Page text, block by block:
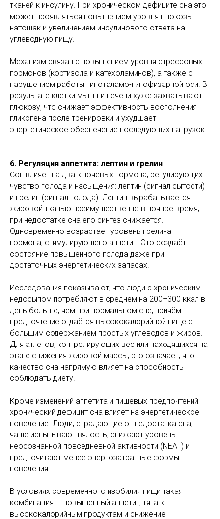
тканей к инсулину. При хроническом дефиците сна это
может проявляться повышением уровня глюкозы
натощак и увеличением инсулинового ответа на
углеводную пищу.
Механизм связан с повышением уровня стрессовых
гормонов (кортизола и катехоламинов), а также с
нарушением работы гипоталамо-гипофизарной оси. В
результате клетки мышц и печени хуже захватывают
глюкозу, что снижает эффективность восполнения
гликогена после тренировки и ухудшает
энергетическое обеспечение последующих нагрузок.
6. Регуляция аппетита: лептин и грелин
Сон влияет на два ключевых гормона, регулирующих
чувство голода и насыщения: лептин (сигнал сытости)
и грелин (сигнал голода). Лептин вырабатывается
жировой тканью преимущественно в ночное время;
при недостатке сна его синтез снижается.
Одновременно возрастает уровень грелина —
гормона, стимулирующего аппетит. Это создаёт
состояние повышенного голода даже при
достаточных энергетических запасах.
Исследования показывают, что люди с хроническим
недосыпом потребляют в среднем на 200–300 ккал в
день больше, чем при нормальном сне, причём
предпочтение отдаётся высококалорийной пище с
большим содержанием простых углеводов и жиров.
Для атлетов, контролирующих вес или находящихся на
этапе снижения жировой массы, это означает, что
качество сна напрямую влияет на способность
соблюдать диету.
Кроме изменений аппетита и пищевых предпочтений,
хронический дефицит сна влияет на энергетическое
поведение. Люди, страдающие от недостатка сна,
чаще испытывают вялость, снижают уровень
неосознанной повседневной активности (NEAT) и
предпочитают менее энергозатратные формы
поведения.
В условиях современного изобилия пищи такая
комбинация — повышенный аппетит, тяга к
высококалорийным продуктам и снижение